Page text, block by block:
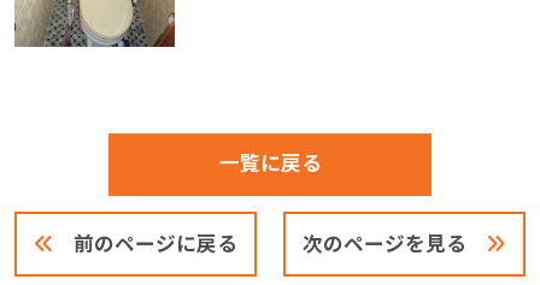
前のページに戻る
一覧に戻る
次のページを見る